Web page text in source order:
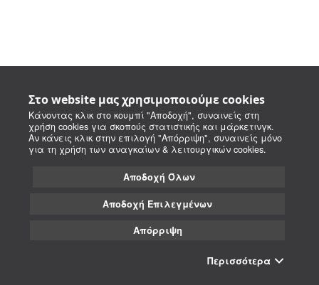
Στο website μας χρησιμοποιούμε cookies
Κάνοντας κλικ στο κουμπί "Αποδοχή", συναινείς στη
χρήση cookies για σκοπούς στατιστικής και μάρκετινγκ.
Αν κάνεις κλικ στην επιλογή "Απόρριψη", συναινείς μόνο
για τη χρήση των αναγκαίων & λειτουργικών cookies.
Αποδοχή Όλων
Αποδοχή Επιλεγμένων
Απόρριψη
Περισσότερα